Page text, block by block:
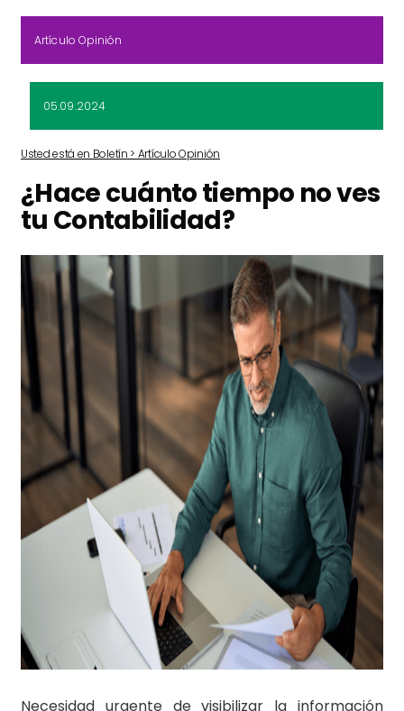
Artículo Opinión
05.09.2024
Usted está en Boletín > Artículo Opinión
¿Hace cuánto tiempo no ves
tu Contabilidad?
Necesidad urgente de visibilizar la información